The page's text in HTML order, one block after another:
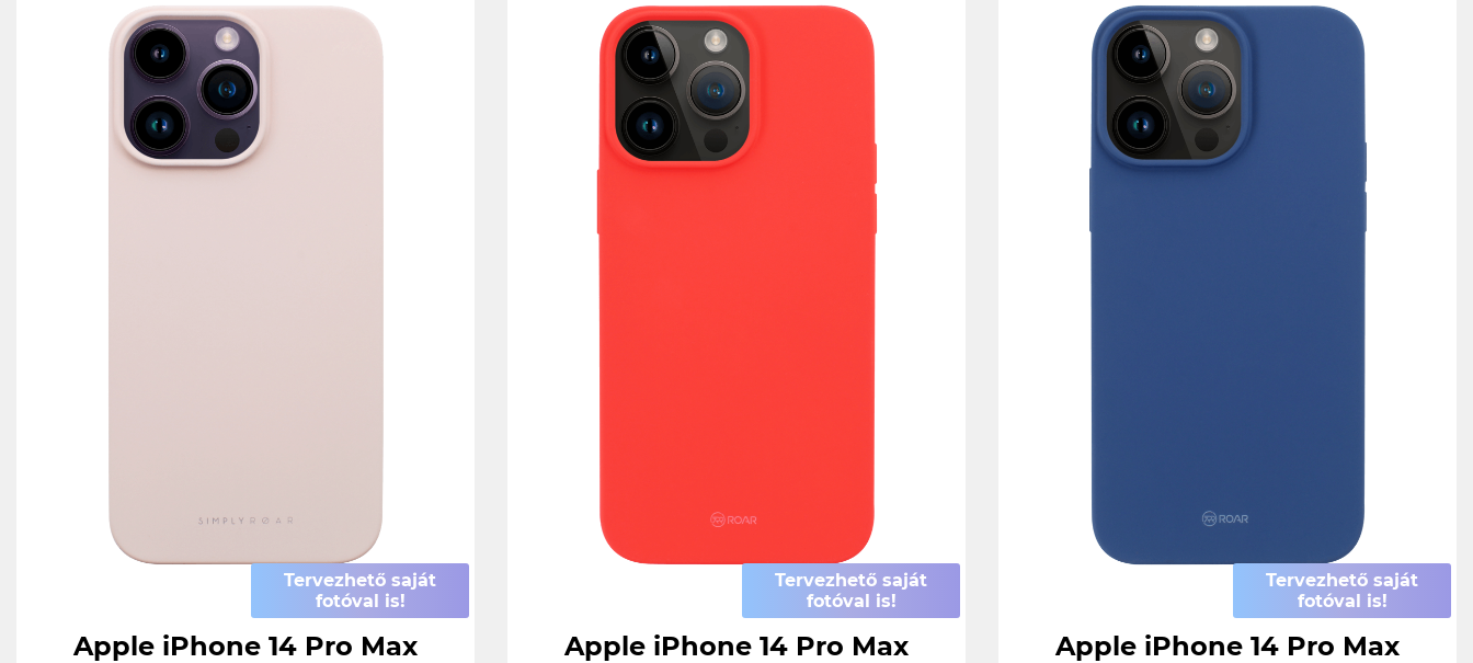
Tervezhető saját
fotóval is!
Apple iPhone 14 Pro Max
Tervezhető saját
fotóval is!
Apple iPhone 14 Pro Max
Tervezhető saját
fotóval is!
Apple iPhone 14 Pro Max